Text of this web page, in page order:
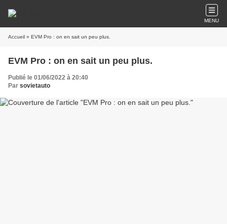
MENU
Accueil » EVM Pro : on en sait un peu plus.
EVM Pro : on en sait un peu plus.
Publié le 01/06/2022 à 20:40
Par sovietauto